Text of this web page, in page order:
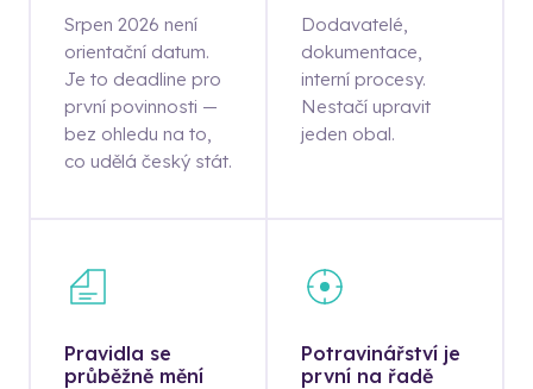
Srpen 2026 není
orientační datum.
Je to deadline pro
první povinnosti —
bez ohledu na to,
co udělá český stát.
Dodavatelé,
dokumentace,
interní procesy.
Nestačí upravit
jeden obal.
Pravidla se
průběžně mění
Potravinářství je
první na řadě